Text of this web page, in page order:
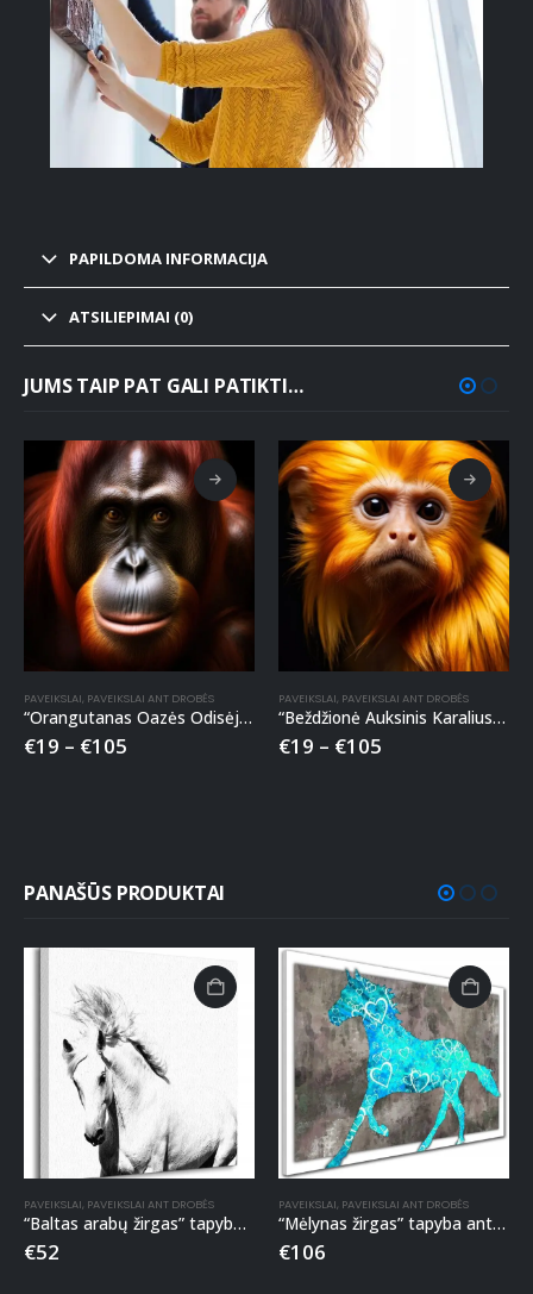
PAPILDOMA INFORMACIJA
ATSILIEPIMAI (0)
JUMS TAIP PAT GALI PATIKTI…
PAVEIKSLAI, PAVEIKSLAI ANT DROBĖS
“Orangutanas Oazės Odisėjas” paveikslas ant drobės
€19 – €105
PAVEIKSLAI, PAVEIKSLAI ANT DROBĖS
“Beždžionė Auksinis Karalius” paveikslas ant drobės
€19 – €105
PANAŠŪS PRODUKTAI
PAVEIKSLAI, PAVEIKSLAI ANT DROBĖS
“Baltas arabų žirgas” tapyba ant drobės
€52
PAVEIKSLAI, PAVEIKSLAI ANT DROBĖS
“Mėlynas žirgas” tapyba ant drobės
€106